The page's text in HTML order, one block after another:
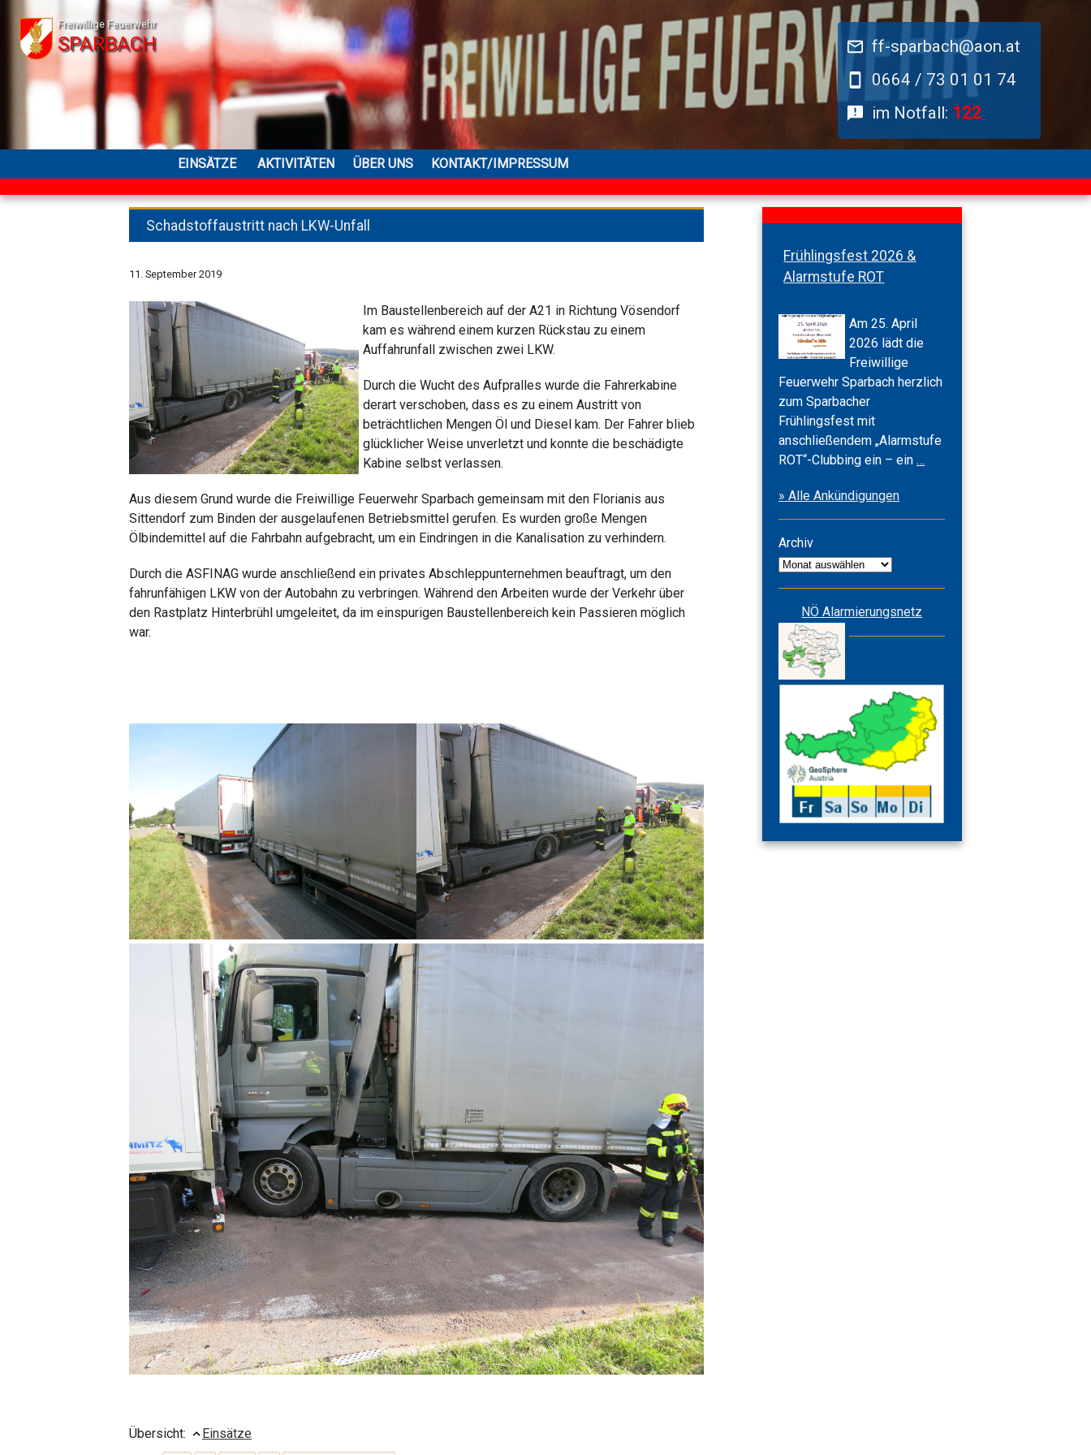
Freiwillige Feuerwehr
SPARBACH
ff-sparbach@aon.at
0664 / 73 01 01 74
im Notfall: 122
EINSÄTZE AKTIVITÄTEN ÜBER UNS KONTAKT/IMPRESSUM
Schadstoffaustritt nach LKW-Unfall
11. September 2019
Im Baustellenbereich auf der A21 in Richtung Vösendorf
kam es während einem kurzen Rückstau zu einem
Auffahrunfall zwischen zwei LKW.
Durch die Wucht des Aufpralles wurde die Fahrerkabine
derart verschoben, dass es zu einem Austritt von
beträchtlichen Mengen Öl und Diesel kam. Der Fahrer blieb
glücklicher Weise unverletzt und konnte die beschädigte
Kabine selbst verlassen.
Aus diesem Grund wurde die Freiwillige Feuerwehr Sparbach gemeinsam mit den Florianis aus
Sittendorf zum Binden der ausgelaufenen Betriebsmittel gerufen. Es wurden große Mengen
Ölbindemittel auf die Fahrbahn aufgebracht, um ein Eindringen in die Kanalisation zu verhindern.
Durch die ASFINAG wurde anschließend ein privates Abschleppunternehmen beauftragt, um den
fahrunfähigen LKW von der Autobahn zu verbringen. Während den Arbeiten wurde der Verkehr über
den Rastplatz Hinterbrühl umgeleitet, da im einspurigen Baustellenbereich kein Passieren möglich
war.
Übersicht:
Einsätze
Frühlingsfest 2026 &
Alarmstufe ROT
Am 25. April
2026 lädt die
Freiwillige
Feuerwehr Sparbach herzlich
zum Sparbacher
Frühlingsfest mit
anschließendem „Alarmstufe
ROT“-Clubbing ein – ein…
Alarmstufe
» Alle Ankündigungen
Archiv
Archiv
NÖ Alarmierungsnetz